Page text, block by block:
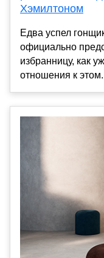
Хэмилтоном
Едва успел
официально
избранницу, как
отношения к